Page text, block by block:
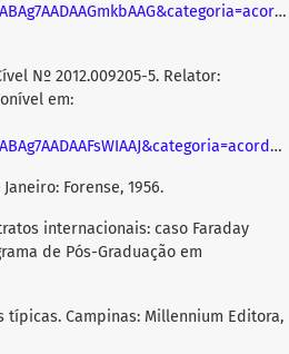
Nº 2012.009205-5. Relator:
em:
Forense, 1956.
internacionais: caso Faraday
de Pós-Graduação em
típicas. Campinas: Millennium Editora,